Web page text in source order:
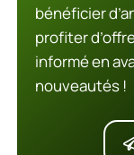
bénéficier
profiter
informé en
nouveautés !